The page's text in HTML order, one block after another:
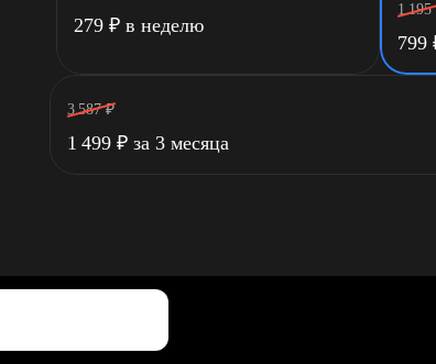
279 ₽ в неделю
1 195
799
3 587 ₽
1 499 ₽ за 3 месяца